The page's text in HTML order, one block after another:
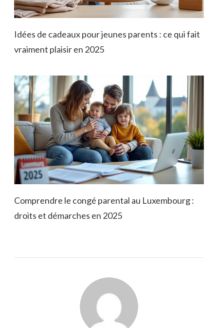
Idées de cadeaux pour jeunes parents : ce qui fait
vraiment plaisir en 2025
Comprendre le congé parental au Luxembourg :
droits et démarches en 2025